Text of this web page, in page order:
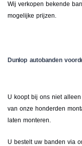
Wij verkopen bekende
mogelijke prijzen.
Dunlop autobanden
U koopt bij ons niet
van onze honderden
laten monteren.
U bestelt uw banden via